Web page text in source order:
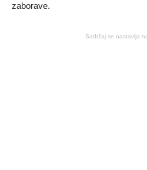
zaborave.
Sadržaj se nastavlja